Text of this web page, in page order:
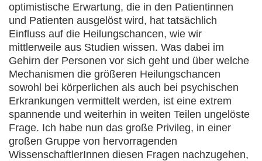
optimistische Erwartung, die in den Patientinnen
und Patienten ausgelöst wird, hat tatsächlich
Einfluss auf die Heilungschancen, wie wir
mittlerweile aus Studien wissen. Was dabei im
Gehirn der Personen vor sich geht und über welche
Mechanismen die größeren Heilungschancen
sowohl bei körperlichen als auch bei psychischen
Erkrankungen vermittelt werden, ist eine extrem
spannende und weiterhin in weiten Teilen ungelöste
Frage. Ich habe nun das große Privileg, in einer
großen Gruppe von hervorragenden
WissenschaftlerInnen diesen Fragen nachzugehen,